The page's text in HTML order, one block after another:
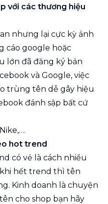
với các thương hiệu
nhưng lại cực kỳ ảnh
cáo google hoặc
lớn đã đăng ký bản
và Google, việc
trùng tên dễ gây hiệu
đánh sập bất cứ
hot trend
có vẻ là cách nhiều
hết trend thì tên
Kinh doanh là chuyện
cho shop bạn hãy